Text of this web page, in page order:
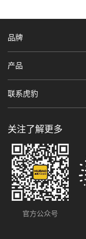
品牌
产品
联系虎豹
关注了解更多
官方公众号